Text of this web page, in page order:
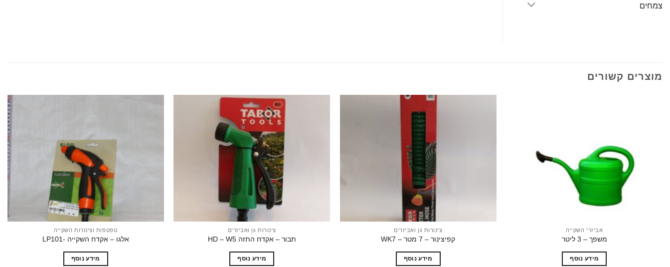
צמחים
מוצרים קשורים
אביזרי השקייה
משפך – 3 ליטר
מידע נוסף
צינורות גן ואביזרים
קפיצינור – 7 מטר – WK7
מידע נוסף
צינורות גן ואביזרים
תבור – אקדח התזה HD – W5
מידע נוסף
הוסף
לרשימת
המשאלות
טפטפות וצינורות השקייה
אלגו – אקדח השקייה -LP101
מידע נוסף